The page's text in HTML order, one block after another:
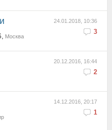
24.01.2018, 10:36
3
Москва
20.12.2016, 16:44
2
14.12.2016, 20:17
1